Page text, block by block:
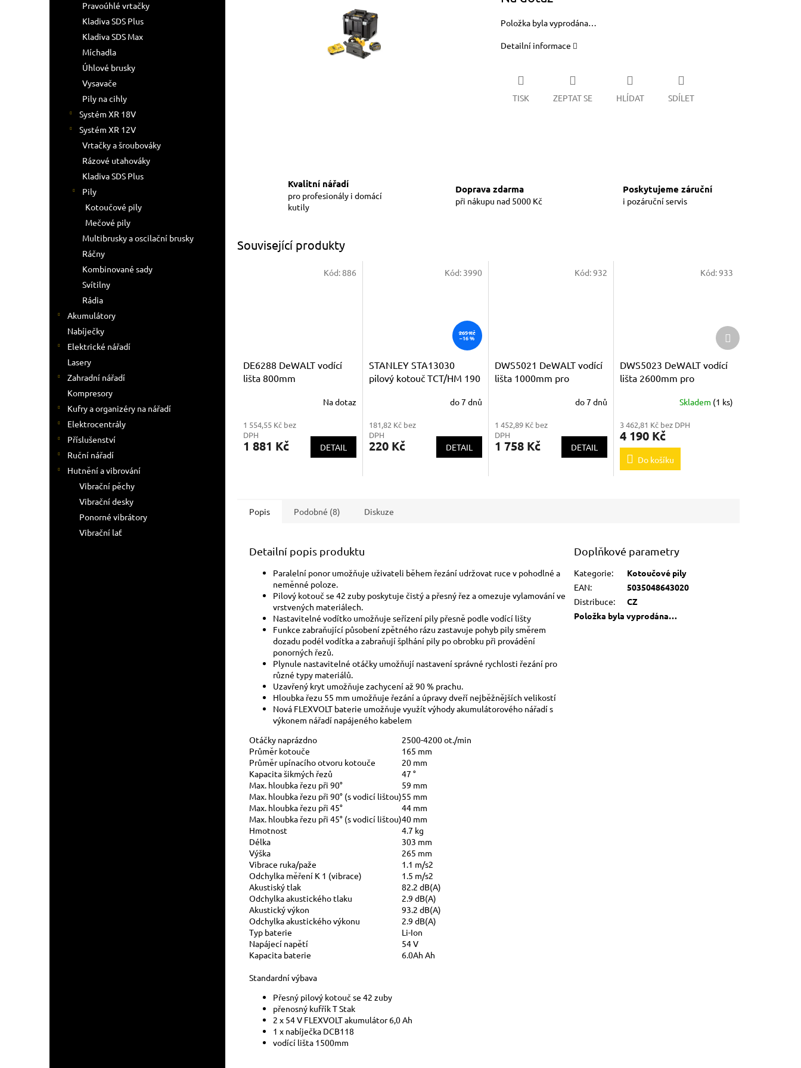
Pravoúhlé vrtačky
Kladiva SDS Plus
Kladiva SDS Max
Míchadla
Úhlové brusky
Vysavače
Pily na cihly
Systém XR 18V
Systém XR 12V
Vrtačky a šroubováky
Rázové utahováky
Kladiva SDS Plus
Pily
Kotoučové pily
Mečové pily
Multibrusky a oscilační brusky
Ráčny
Kombinované sady
Svítilny
Rádia
Akumulátory
Nabíječky
Elektrické nářadí
Lasery
Zahradní nářadí
Kompresory
Kufry a organizéry na nářadí
Elektrocentrály
Příslušenství
Ruční nářadí
Hutnění a vibrování
Vibrační pěchy
Vibrační desky
Ponorné vibrátory
Vibrační lať
Položka byla vyprodána…
Detailní informace
TISK ZEPTAT SE HLÍDAT SDÍLET
Kvalitní nářadí
pro profesionály i domácí
kutily
Doprava zdarma
při nákupu nad 5000 Kč
Poskytujeme záruční
i pozáruční servis
Související produkty
DE6288 DeWALT vodící
lišta 800mm
Na dotaz
1 554,55 Kč bez
DPH
1 881 Kč DETAIL
Kód:886
265 Kč
–16 %
STANLEY STA13030
pilový kotouč TCT/HM 190
do 7 dnů
181,82 Kč bez
DPH
220 Kč DETAIL
Kód: 3990
DWS5021 DeWALT vodící
lišta 1000mm pro
do 7 dnů
1 452,89 Kč bez
DPH
1 758 Kč DETAIL
Kód:932
DWS5023 DeWALT vodící
lišta 2600mm pro
Skladem (1 ks)
3 462,81 Kč bez DPH
4 190 Kč
Do košíku
Kód:933
Další
produkt
Popis Podobné (8) Diskuze
Detailní popis produktu
Paralelní ponor umožňuje uživateli během řezání udržovat ruce v pohodlné a
neměnné poloze.
Pilový kotouč se 42 zuby poskytuje čistý a přesný řez a omezuje vylamování ve
vrstvených materiálech.
Nastavitelné vodítko umožňuje seřízení pily přesně podle vodící lišty
Funkce zabraňující působení zpětného rázu zastavuje pohyb pily směrem
dozadu podél vodítka a zabraňují šplhání pily po obrobku při provádění
ponorných řezů.
Plynule nastavitelné otáčky umožňují nastavení správné rychlosti řezání pro
různé typy materiálů.
Uzavřený kryt umožňuje zachycení až 90 % prachu.
Hloubka řezu 55 mm umožňuje řezání a úpravy dveří nejběžnějších velikostí
Nová FLEXVOLT baterie umožňuje využít výhody akumulátorového nářadí s
výkonem nářadí napájeného kabelem
Otáčky naprázdno
2500-4200 ot./min
Průměr kotouče
165 mm
Průměr upínacího otvoru kotouče
20 mm
Kapacita šikmých řezů
47 °
Max. hloubka řezu při 90°
59 mm
Max. hloubka řezu při 90° (s vodicí lištou)55 mm
Max. hloubka řezu při 45°
44 mm
Max. hloubka řezu při 45° (s vodicí lištou)40 mm
Hmotnost
4.7 kg
Délka
303 mm
Výška
265 mm
Vibrace ruka/paže
1.1 m/s2
Odchylka měření K 1 (vibrace)
1.5 m/s2
Akustiský tlak
82.2 dB(A)
Odchylka akustického tlaku
2.9 dB(A)
Akustický výkon
93.2 dB(A)
Odchylka akustického výkonu
2.9 dB(A)
Typ baterie
Li-Ion
Napájecí napětí
54 V
Kapacita baterie
6.0Ah Ah
Standardní výbava
Přesný pilový kotouč se 42 zuby
přenosný kufřík T Stak
2 x 54 V FLEXVOLT akumulátor 6,0 Ah
1 x nabíječka DCB118
vodící lišta 1500mm
Doplňkové parametry
Kategorie:
Kotoučové pily
EAN:
5035048643020
Distribuce:
CZ
Položka byla vyprodána…